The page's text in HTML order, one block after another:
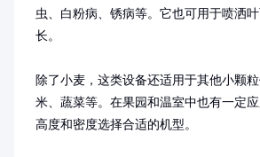
虫、白粉病、锈病等。它也可用于喷洒
长。
除了小麦，这类设备还适用于其他小颗
米、蔬菜等。在果园和温室中也有一定
高度和密度选择合适的机型。